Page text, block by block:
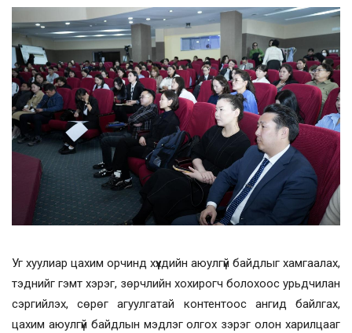
Уг хуулиар цахим орчинд хүүхдийн аюулгүй байдлыг хамгаалах,
тэднийг гэмт хэрэг, зөрчлийн хохирогч болохоос урьдчилан
сэргийлэх, сөрөг агуулгатай контентоос ангид байлгах,
цахим аюулгүй байдлын мэдлэг олгох зэрэг олон харилцааг